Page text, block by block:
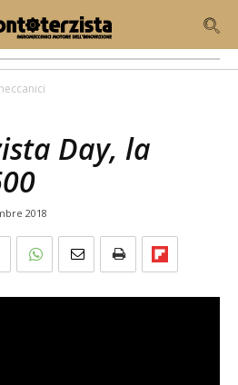
Day, la
2018